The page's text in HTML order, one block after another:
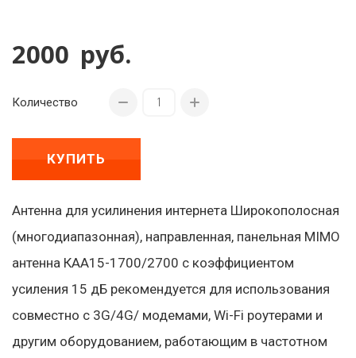
2000 руб.
Количество
КУПИТЬ
Антенна для усилинения интернета Широкополосная
(многодиапазонная), направленная, панельная MIMO
антенна КАА15-1700/2700 с коэффициентом
усиления 15 дБ рекомендуется для использования
совместно с 3G/4G/ модемами, Wi-Fi роутерами и
другим оборудованием, работающим в частотном